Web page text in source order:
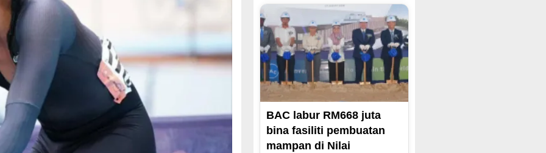
BAC labur RM668 juta
bina fasiliti pembuatan
mampan di Nilai